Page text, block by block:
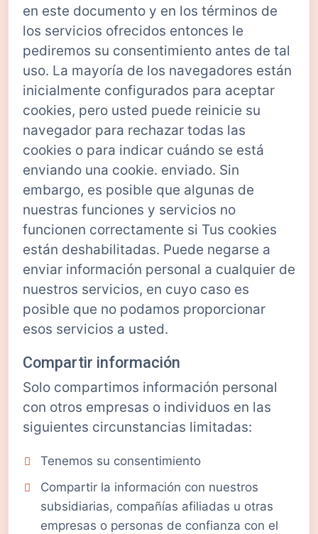
en este documento y en los términos de
los servicios ofrecidos entonces le
pediremos su consentimiento antes de tal
uso. La mayoría de los navegadores están
inicialmente configurados para aceptar
cookies, pero usted puede reinicie su
navegador para rechazar todas las
cookies o para indicar cuándo se está
enviando una cookie. enviado. Sin
embargo, es posible que algunas de
nuestras funciones y servicios no
funcionen correctamente si Tus cookies
están deshabilitadas. Puede negarse a
enviar información personal a cualquier de
nuestros servicios, en cuyo caso es
posible que no podamos proporcionar
esos servicios a usted.
Compartir información
Solo compartimos información personal
con otros empresas o individuos en las
siguientes circunstancias limitadas:
Tenemos su consentimiento
Compartir la información con nuestros
subsidiarias, compañías afiliadas u otras
empresas o personas de confianza con el